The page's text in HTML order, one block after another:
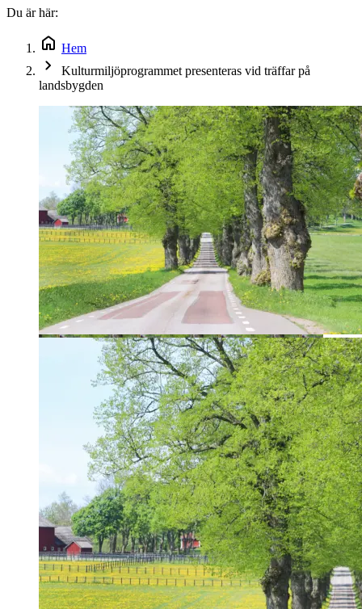
Du är här:
Hem
Kulturmiljöprogrammet presenteras vid träffar på
landsbygden